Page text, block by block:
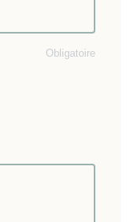
Obligatoire